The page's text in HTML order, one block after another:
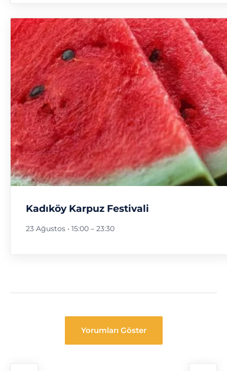
Kadıköy Karpuz Festivali
23 Ağustos • 15:00 – 23:30
Yorumları Göster